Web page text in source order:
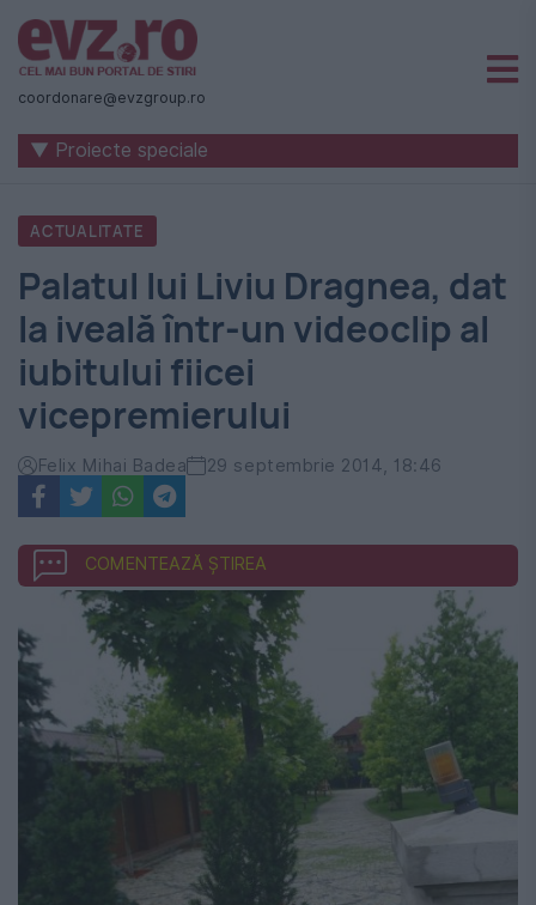
Știri
naționale
internaționale
România
-
Evenimentul
Zilei
coordonare@evzgroup.ro
▼ Proiecte speciale
ACTUALITATE
Palatul lui Liviu Dragnea, dat
la iveală într-un videoclip al
iubitului fiicei
vicepremierului
Felix Mihai Badea 29 septembrie 2014, 18:46
COMENTEAZĂ ȘTIREA